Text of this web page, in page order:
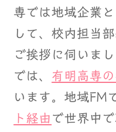
専では地域企業と
して、校内担当
ご挨拶に伺いま
では、 有明高専の
います。地域FM
ト経由 で世界中